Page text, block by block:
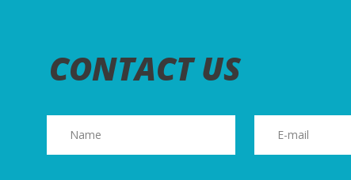
CONTACT US